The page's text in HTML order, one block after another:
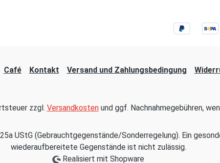
Café Kontakt Versand und Zahlungsbedingung
zzgl. Versandkostenund ggf. Nachnahmegebühren,
UStG (Gebrauchtgegenstände/Sonderregelung). Ein
wiederaufbereitete Gegenstände ist nicht zulässig.
Realisiert mit Shopware